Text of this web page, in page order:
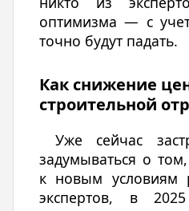
оптимизма — с
точно будут падать.
Как снижение
строительной
Уже сейчас
задумываться о
к новым условиям
экспертов, в